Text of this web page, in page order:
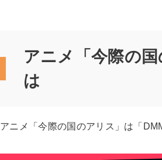
アニメ「今際の
は
アニメ「今際の国のアリス」は「